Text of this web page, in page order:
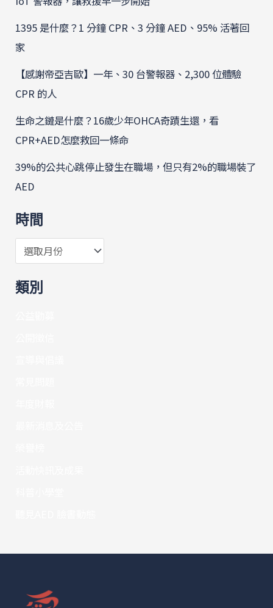
1395 是什麼？1 分鐘 CPR、3 分鐘 AED、95% 活著回
家
【感謝帝亞吉歐】一年、30 台警報器、2,300 位體驗
CPR 的人
生命之鏈是什麼？16歲少年OHCA奇蹟生還，看
CPR+AED怎麼救回一條命
39%的公共心跳停止發生在職場，但只有2%的職場裝了
AED
時間
類別